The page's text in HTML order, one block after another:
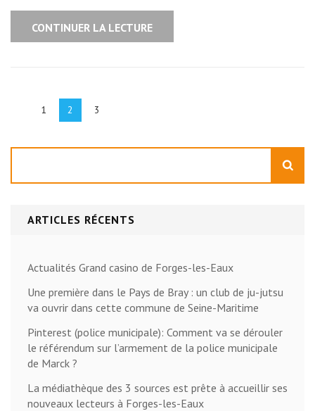
CONTINUER LA LECTURE
Pagination
publications
Page
1 Page
2 Page
3
ARTICLES RÉCENTS
Actualités Grand casino de Forges-les-Eaux
Une première dans le Pays de Bray : un club de ju-jutsu
va ouvrir dans cette commune de Seine-Maritime
Pinterest (police municipale): Comment va se dérouler
le référendum sur l’armement de la police municipale
de Marck ?
La médiathèque des 3 sources est prête à accueillir ses
nouveaux lecteurs à Forges-les-Eaux